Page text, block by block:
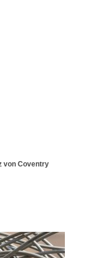
von Coventry